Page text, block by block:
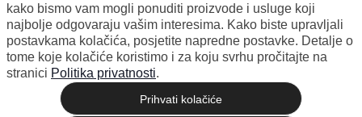
kako bismo vam mogli ponuditi proizvode i usluge koji
najbolje odgovaraju vašim interesima. Kako biste upravljali
postavkama kolačića, posjetite napredne postavke. Detalje o
tome koje kolačiće koristimo i za koju svrhu pročitajte na
stranici Politika privatnosti.
Prihvati kolačiće